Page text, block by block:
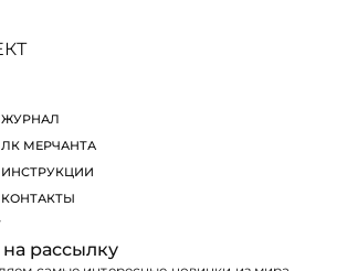
ЖУРНАЛ
ЛК МЕРЧАНТА
ИНСТРУКЦИИ